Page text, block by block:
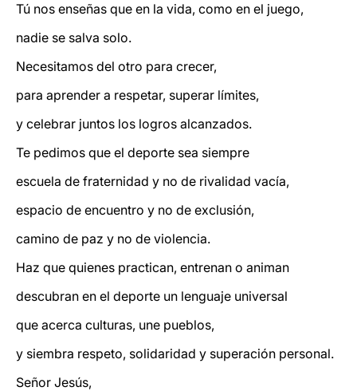
Tú nos enseñas que en la vida, como en el juego,
nadie se salva solo.
Necesitamos del otro para crecer,
para aprender a respetar, superar límites,
y celebrar juntos los logros alcanzados.
Te pedimos que el deporte sea siempre
escuela de fraternidad y no de rivalidad vacía,
espacio de encuentro y no de exclusión,
camino de paz y no de violencia.
Haz que quienes practican, entrenan o animan
descubran en el deporte un lenguaje universal
que acerca culturas, une pueblos,
y siembra respeto, solidaridad y superación personal.
Señor Jesús,